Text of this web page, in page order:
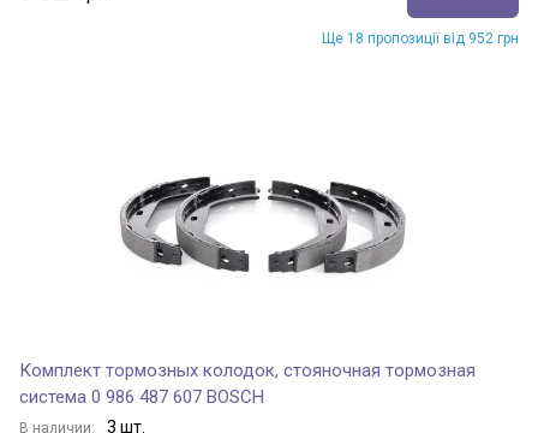
Ще 18 пропозиції від 952 грн
Комплект тормозных колодок, стояночная тормозная
система 0 986 487 607 BOSCH
В наличии: 3 шт.